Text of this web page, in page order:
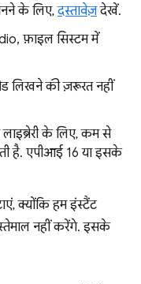
के लिए,दस्तावेज़देखें.
फ़ाइल सिस्टम में
लिखने की ज़रूरत नहीं
लाइब्रेरी के लिए, कम से
है. एपीआई 16 या इसके
क्योंकि हम इंस्टैंट
नहीं करेंगे. इसके